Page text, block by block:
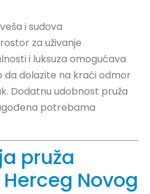
i sudova
za uživanje
i luksuza omogućava
da dolazite na kraći odmor
Dodatnu udobnost pruža
potrebama
pruža
Novog